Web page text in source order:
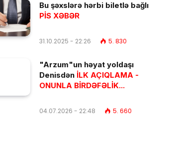
Bu şəxslərə hərbi biletlə bağlı
PİS XƏBƏR
31.10.2025 - 22:26 5. 830
"Arzum"un həyat yoldaşı
Denisdən İLK AÇIQLAMA -
ONUNLA BİRDƏFƏLİK...
04.07.2026 - 22:48 5. 660